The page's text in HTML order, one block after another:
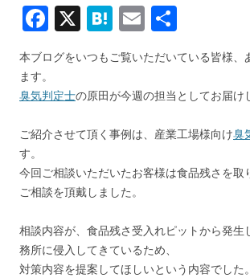
F
ac
e
b
o
o
k
X H
at
e
n
a
E
m
ai
l
有
本ブログをいつもご覧いただいている皆様、
ます。
臭気判定士の原田が今週の担当としてお届け
ご紹介させて頂く事例は、産業工場様向け臭
す。
今回ご相談いただいたお客様は食品残さを取
ご相談を頂戴しました。
相談内容が、食品残さ受入れピットから発生
務所に侵入してきているため、
対策内容を提案してほしいという内容でした。